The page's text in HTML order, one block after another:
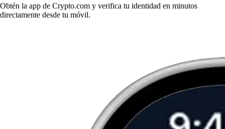
Obtén la app de Crypto.com y verifica tu identidad en minutos
directamente desde tu móvil.